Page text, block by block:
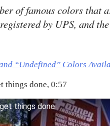
of famous colors that
by UPS, and
“Undefined” Colors
things done, 0:57
things done